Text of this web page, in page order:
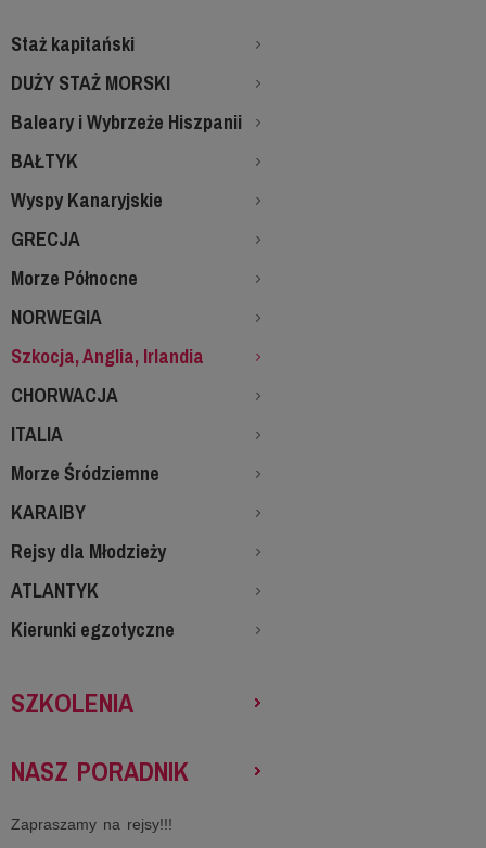
Staż kapitański
DUŻY STAŻ MORSKI
Baleary i Wybrzeże Hiszpanii
BAŁTYK
Wyspy Kanaryjskie
GRECJA
Morze Północne
NORWEGIA
Szkocja, Anglia, Irlandia
CHORWACJA
ITALIA
Morze Śródziemne
KARAIBY
Rejsy dla Młodzieży
ATLANTYK
Kierunki egzotyczne
SZKOLENIA
NASZ PORADNIK
Zapraszamy na rejsy!!!